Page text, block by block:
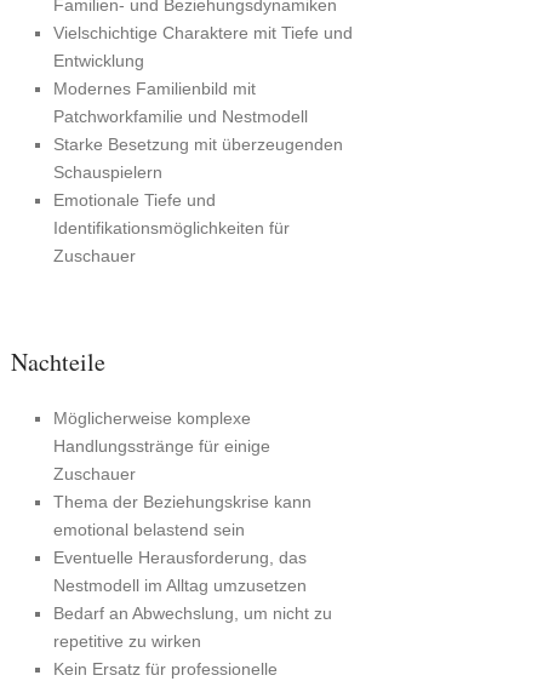
Familien- und Beziehungsdynamiken
Vielschichtige Charaktere mit Tiefe und
Entwicklung
Modernes Familienbild mit
Patchworkfamilie und Nestmodell
Starke Besetzung mit überzeugenden
Schauspielern
Emotionale Tiefe und
Identifikationsmöglichkeiten für
Zuschauer
Nachteile
Möglicherweise komplexe
Handlungsstränge für einige
Zuschauer
Thema der Beziehungskrise kann
emotional belastend sein
Eventuelle Herausforderung, das
Nestmodell im Alltag umzusetzen
Bedarf an Abwechslung, um nicht zu
repetitive zu wirken
Kein Ersatz für professionelle